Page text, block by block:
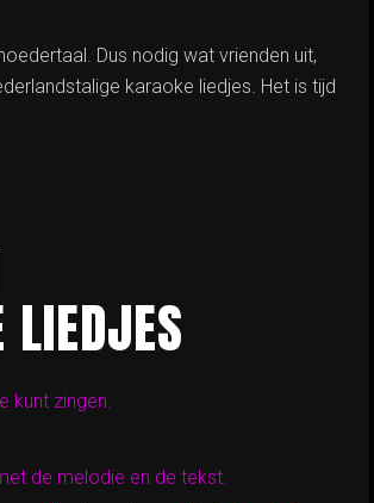
Dus nodig wat vrienden uit,
karaoke liedjes. Het is tijd
LIEDJES
kunt zingen.
de melodie en de tekst.